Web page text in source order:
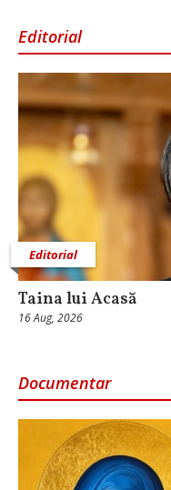
Editorial
Editorial
Taina lui Acasă
16 Aug, 2026
Documentar